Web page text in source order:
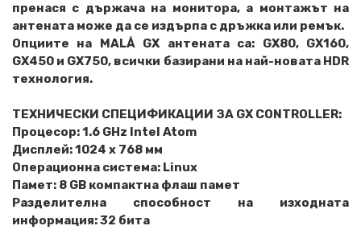
пренася с държача на монитора, а монтажът на
антената може да се издърпа с дръжка или ремък.
Опциите на MALÅ GX антената са: GX80, GX160,
GX450 и GX750, всички базирани на най-новата HDR
технология.
ТЕХНИЧЕСКИ СПЕЦИФИКАЦИИ ЗА GX CONTROLLER:
Процесор: 1.6 GHz Intel Atom
Дисплей: 1024 x 768 мм
Операционна система: Linux
Памет: 8 GB компактна флаш памет
Разделителна способност на изходната
информация: 32 бита